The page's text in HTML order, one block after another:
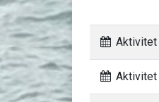
Aktivitet
Aktivitet